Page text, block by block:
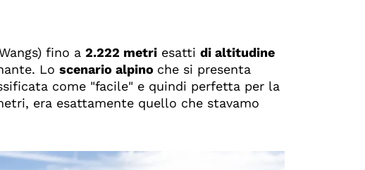
fino a 2.222 metri esatti di altitudine
Lo scenario alpino che si presenta
come "facile" e quindi perfetta per la
era esattamente quello che stavamo